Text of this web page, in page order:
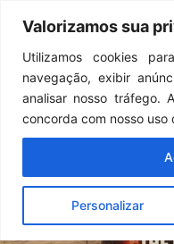
Valorizamos sua
Utilizamos cookies
navegação, exibir
analisar nosso tráfego.
concorda com nosso uso
Personalizar
Menu
Notícias Xbox